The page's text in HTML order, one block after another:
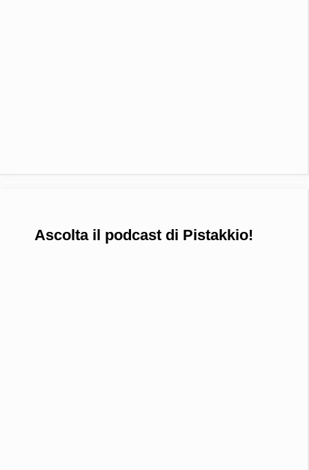
Ascolta il podcast di Pistakkio!